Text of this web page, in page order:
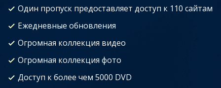
Один пропуск предоставляет доступ к 110 сайтам
Ежедневные обновления
Огромная коллекция видео
Огромная коллекция фото
Доступ к более чем 5000 DVD